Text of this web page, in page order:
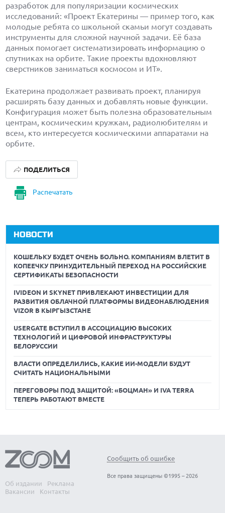
разработок для популяризации космических
исследований: «Проект Екатерины — пример того, как
молодые ребята со школьной скамьи могут создавать
инструменты для сложной научной задачи. Её база
данных помогает систематизировать информацию о
спутниках на орбите. Такие проекты вдохновляют
сверстников заниматься космосом и ИT».
Екатерина продолжает развивать проект, планируя
расширять базу данных и добавлять новые функции.
Конфигурация может быть полезна образовательным
центрам, космическим кружкам, радиолюбителям и
всем, кто интересуется космическими аппаратами на
орбите.
Распечатать
ПОДЕЛИТЬСЯ
НОВОСТИ
КОШЕЛЬКУ БУДЕТ ОЧЕНЬ БОЛЬНО. КОМПАНИЯМ ВЛЕТИТ В
КОПЕЕЧКУ ПРИНУДИТЕЛЬНЫЙ ПЕРЕХОД НА РОССИЙСКИЕ
СЕРТИФИКАТЫ БЕЗОПАСНОСТИ
IVIDEON И SKYNET ПРИВЛЕКАЮТ ИНВЕСТИЦИИ ДЛЯ
РАЗВИТИЯ ОБЛАЧНОЙ ПЛАТФОРМЫ ВИДЕОНАБЛЮДЕНИЯ
VIZOR В КЫРГЫЗСТАНЕ
USERGATE ВСТУПИЛ В АССОЦИАЦИЮ ВЫСОКИХ
ТЕХНОЛОГИЙ И ЦИФРОВОЙ ИНФРАСТРУКТУРЫ
БЕЛОРУССИИ
ВЛАСТИ ОПРЕДЕЛИЛИСЬ, КАКИЕ ИИ-МОДЕЛИ БУДУТ
СЧИТАТЬ НАЦИОНАЛЬНЫМИ
ПЕРЕГОВОРЫ ПОД ЗАЩИТОЙ: «БОЦМАН» И IVA TERRA
ТЕПЕРЬ РАБОТАЮТ ВМЕСТЕ
Об издании
Реклама
Вакансии
Контакты
Сообщить об ошибке
Все права защищены ©1995 – 2026